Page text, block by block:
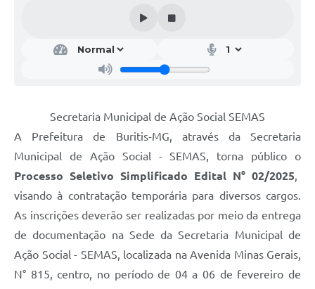
Secretaria Municipal de Ação Social SEMAS
A Prefeitura de Buritis-MG, através da Secretaria
Municipal de Ação Social - SEMAS, torna público o
Processo Seletivo Simplificado Edital N° 02/2025,
visando à contratação temporária para diversos cargos.
As inscrições deverão ser realizadas por meio da entrega
de documentação na Sede da Secretaria Municipal de
Ação Social - SEMAS, localizada na Avenida Minas Gerais,
N° 815, centro, no período de 04 a 06 de fevereiro de